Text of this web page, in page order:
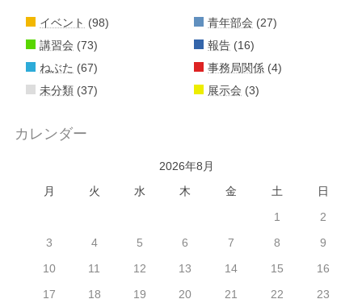
イベント (98)
講習会 (73)
ねぶた (67)
未分類 (37)
青年部会 (27)
報告 (16)
事務局関係 (4)
展示会 (3)
カレンダー
2026年8月
月
火 水 木 金 土
日
1
2
3
4 5 6 7 8
9
10
11 12 13 14 15
16
17
18 19 20 21 22
23